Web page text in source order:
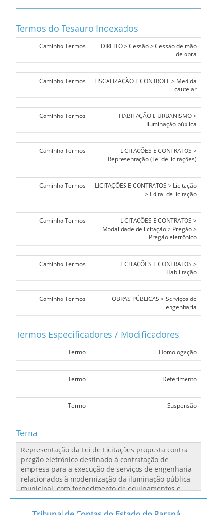
Termos do Tesauro Indexados
Caminho Termos
DIREITO > Cessão > Cessão de mão
de obra
Caminho Termos
FISCALIZAÇÃO E CONTROLE > Medida
cautelar
Caminho Termos
HABITAÇÃO E URBANISMO >
Iluminação pública
Caminho Termos
LICITAÇÕES E CONTRATOS >
Representação (Lei de licitações)
Caminho Termos
LICITAÇÕES E CONTRATOS > Licitação
> Edital de licitação
Caminho Termos
LICITAÇÕES E CONTRATOS >
Modalidade de licitação > Pregão >
Pregão eletrônico
Caminho Termos
LICITAÇÕES E CONTRATOS >
Habilitação
Caminho Termos
OBRAS PÚBLICAS > Serviços de
engenharia
Termos Especificadores / Modificadores
Termo Homologação
Termo Deferimento
Termo Suspensão
Tema